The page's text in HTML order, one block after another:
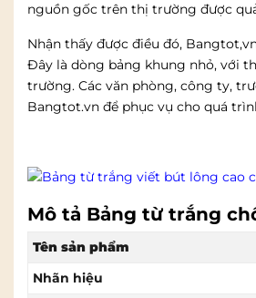
nguồn gốc trên thị trường được
Nhận thấy được điều đó,
Đây là dòng bảng khung nhỏ, với
trường. Các văn phòng, công ty,
Bangtot.vn để phục vụ cho quá
Mô tả Bảng từ trắng
Tên sản phẩm
Nhãn hiệu